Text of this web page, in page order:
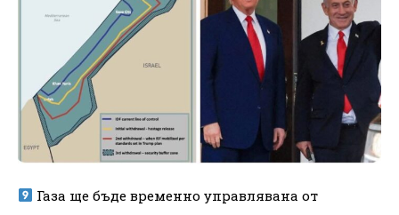
Газа ще бъде временно управлявана от